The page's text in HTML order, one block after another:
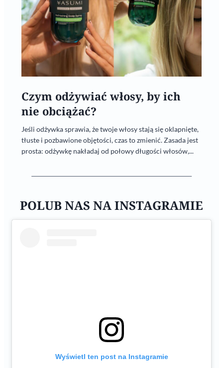
Czym odżywiać włosy, by ich
nie obciążać?
Jeśli odżywka sprawia, że twoje włosy stają się oklapnięte,
tłuste i pozbawione objętości, czas to zmienić. Zasada jest
prosta: odżywkę nakładaj od połowy długości włosów,...
POLUB NAS NA INSTAGRAMIE
Wyświetl ten post na Instagramie